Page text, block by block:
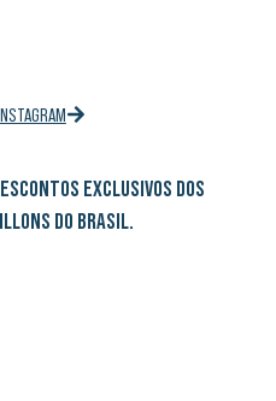
EXCLUSIVOS DOS
DO BRASIL.